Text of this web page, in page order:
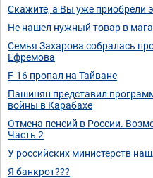
Скажите, а Вы уже приобрели
Не нашел нужный товар в
Семья Захарова собралась
Ефремова
F-16 пропал на Тайване
Пашинян представил
войны в Карабахе
Отмена пенсий в России.
Часть 2
У российских министерств
Я банкрот???